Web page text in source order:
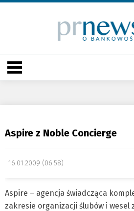
Aspire z Noble Concierge
16.01.2009 (06:58)
Aspire – agencja świadcząca
zakresie organizacji ślubów i wesel